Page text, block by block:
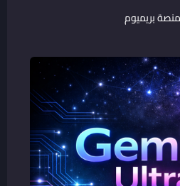
منصة بريميوم